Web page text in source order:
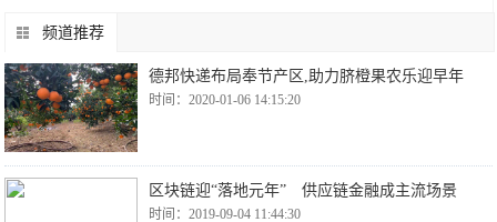
频道推荐
德邦快递布局奉节产区,助力脐橙果农乐迎早年
时间：2020-01-06 14:15:20
区块链迎“落地元年” 供应链金融成主流场景
时间：2019-09-04 11:44:30